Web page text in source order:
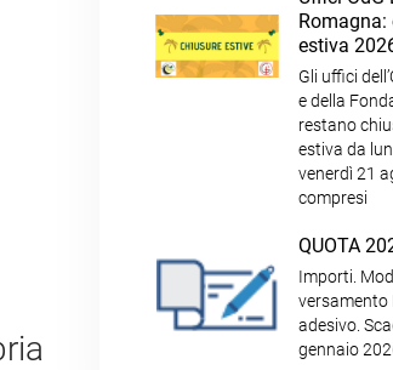
Romagna:
estiva
Gli uffici
e della
restano
estiva da
venerdì 21
compresi
QUOTA
Importi.
versamento
adesivo.
gennaio